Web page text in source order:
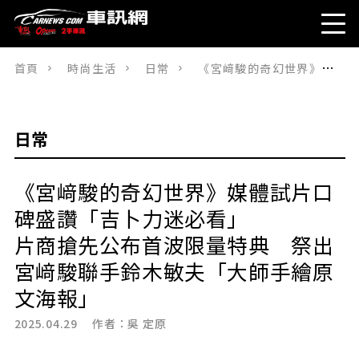
首頁 時尚生活 日常 《宮﨑駿的奇幻世界》媒體試片口碑盛讚「吉卜力迷必看」片商搶先公布首波限量特典 祭出宮﨑駿聯手鈴木敏夫「大師手繪原文海報」
日常
《宮﨑駿的奇幻世界》媒體試片口
碑盛讚「吉卜力迷必看」
片商搶先公布首波限量特典 祭出
宮﨑駿聯手鈴木敏夫「大師手繪原
文海報」
2025.04.29 作者：吳 定原